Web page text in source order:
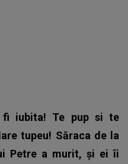
fi iubita! Te pup si te
tupeu! Săraca de la
Petre a murit, și ei îi